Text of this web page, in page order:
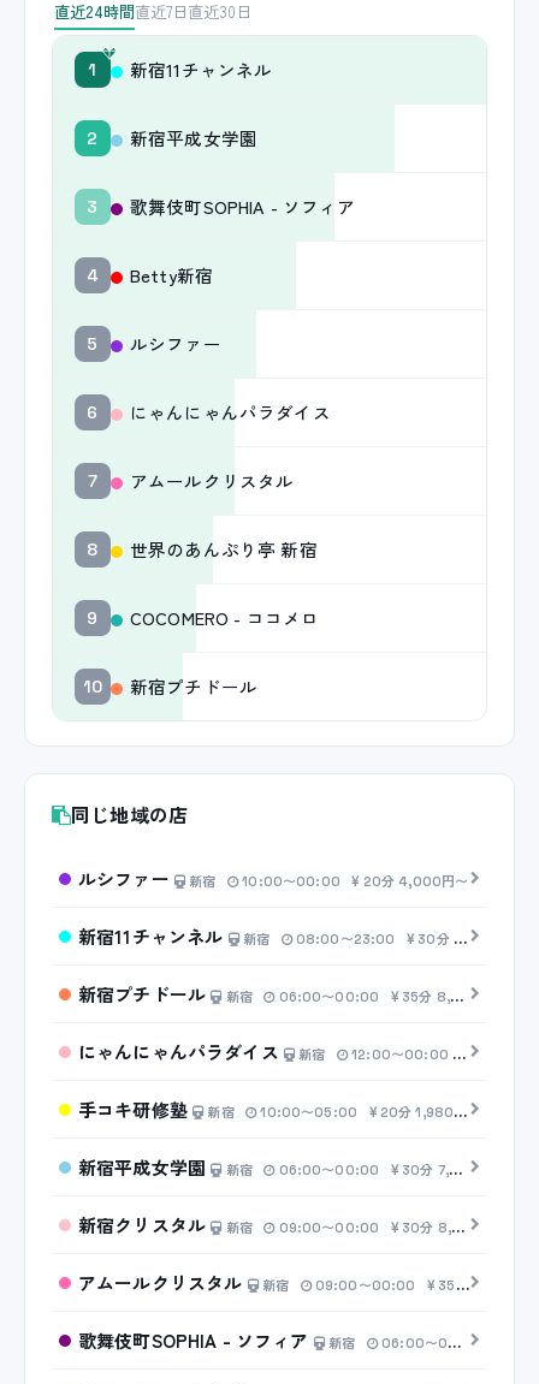
直近24時間直近7日直近30日
1 新宿11チャンネル
2 新宿平成女学園
3 歌舞伎町SOPHIA - ソフィア
4 Betty新宿
5 ルシファー
6 にゃんにゃんパラダイス
7 アムールクリスタル
8 世界のあんぷり亭 新宿
9 COCOMERO - ココメロ
10 新宿プチドール
同じ地域の店
ルシファー 新宿 10:00〜00:00 20分 4,000円〜
新宿11チャンネル 新宿 08:00〜23:00 30分 7,000円〜
新宿プチドール 新宿 06:00〜00:00 35分 8,000円〜
にゃんにゃんパラダイス 新宿 12:00〜00:00 30分
手コキ研修塾 新宿 10:00〜05:00 20分 1,980円〜
新宿平成女学園 新宿 06:00〜00:00 30分 7,000円〜
新宿クリスタル 新宿 09:00〜00:00 30分 8,000円〜
アムールクリスタル 新宿 09:00〜00:00 35分 8,500円〜
歌舞伎町SOPHIA - ソフィア 新宿 06:00〜00:00